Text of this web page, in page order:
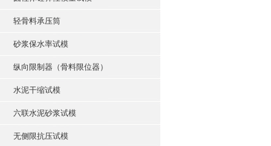
轻骨料承压筒
砂浆保水率试模
纵向限制器（骨料限位器）
水泥干缩试模
六联水泥砂浆试模
无侧限抗压试模